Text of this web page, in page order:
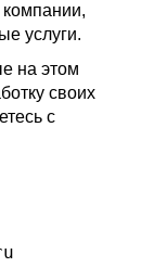
услуги.
на этом
своих
с